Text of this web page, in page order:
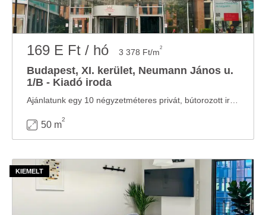
169 E Ft / hó 3 378 Ft/m2
Budapest, XI. kerület, Neumann János u.
1/B - Kiadó iroda
50 m
2